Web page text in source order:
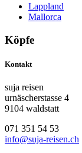
Lappland
Mallorca
Köpfe
Kontakt
suja reisen
urnäscherstasse 4
9104 waldstatt
071 351 54 53
info@suja-reisen.ch